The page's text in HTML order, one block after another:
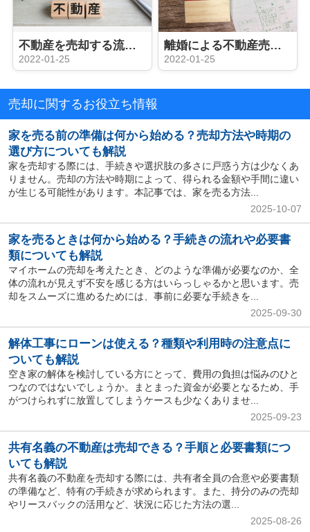
不動産を売却する流れを把握しよう！媒介契約を選ぶポイントも解説
2022-01-25
離婚による不動産売却はどの媒介契約を選ぶべき？売却時の注意点も解説
2022-01-25
売却に関するお役立ち情報
家を売る前の準備は何から始める？売却方法や時期の
選び方についても解説
家を売却する際には、手続きや選択肢の多さに戸惑う方は少なくあ
りません。売却の方法や時期によって、得られる金額や手間に違い
が生じる可能性があります。本記事では、家を売る方法...
2025-10-07
家を売るときは何から始める？手続きの流れや必要書
類についても解説
マイホームの売却を考えたとき、どのような準備が必要なのか、全
体の流れが見えず不安を感じる方はいらっしゃるかと思います。売
却をスムーズに進めるためには、事前に必要な手続きを...
2025-09-30
解体工事にローンは使える？種類や利用時の注意点に
ついても解説
空き家の解体を検討している方にとって、費用の負担は悩みのひと
つなのではないでしょうか。まとまった資金が必要となるため、手
がつけられずに放置してしまうケースも少なくありませ...
2025-09-23
共有名義の不動産は売却できる？手順と必要書類につ
いても解説
共有名義の不動産を売却する際には、共有者全員の合意や必要書類
の準備など、特有の手続きが求められます。また、持分のみの売却
やリースバックの活用など、状況に応じた方法の選...
2025-08-26